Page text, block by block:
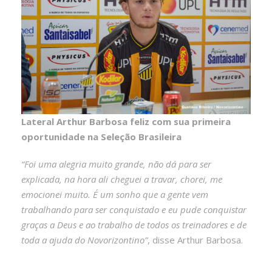
Lateral Arthur Barbosa feliz com sua primeira
oportunidade na Seleção Brasileira
“Foi uma alegria muito grande, não dá para ser
explicada, na hora ali cheguei a travar, chorei, me
emocionei muito. É um sonho que a gente vem
trabalhando para ser conquistado e eu pude conquistar
graças a Deus e ao trabalho de todos os treinadores e de
toda a ajuda do Novorizontino”, disse Arthur Barbosa.